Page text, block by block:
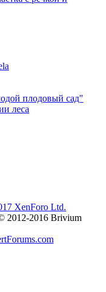
плодовый сад"
леса
XenForo Ltd.
2016 Brivium